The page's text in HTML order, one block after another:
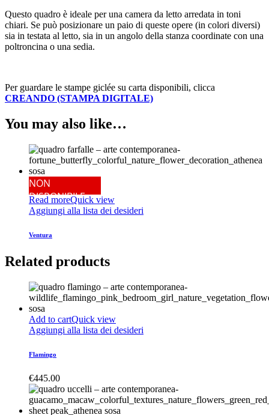
Questo quadro è ideale per una camera da letto arredata in toni
chiari. Se può posizionare un paio di queste opere (in colori diversi)
sia in testata al letto, sia in un angolo della stanza coordinate con una
poltroncina o una sedia.
Per guardare le stampe giclée su carta disponibili, clicca
CREANDO (STAMPA DIGITALE)
You may also like…
NON
DISPONIBILE
Read moreQuick view
Aggiungi alla lista dei desideri
Ventura
Related products
Add to cartQuick view
Aggiungi alla lista dei desideri
Flamingo
€445.00